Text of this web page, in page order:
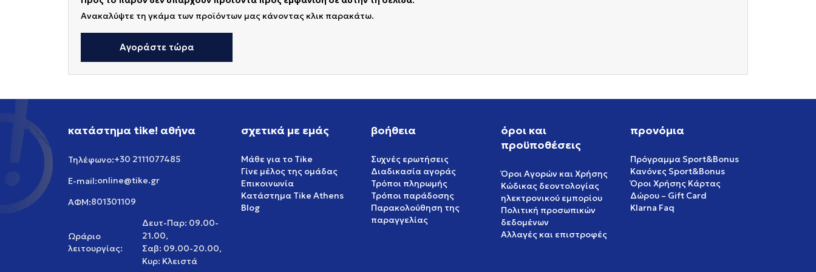
Ανακαλύψτε τη γκάμα των προϊόντων μας κάνοντας κλικ παρακάτω.
Αγοράστε τώρα
κατάστημα tike! αθήνα
Τηλέφωνο:+30 2111077485
E-mail:online@tike.gr
ΑΦΜ:801301109
Ωράριο
λειτουργίας:
Δευτ-Παρ: 09.00-
21.00,
Σαβ: 09.00-20.00,
Κυρ: Κλειστά
σχετικά με εμάς
Μάθε για το Tike
Γίνε μέλος της ομάδας
Επικοινωνία
Κατάστημα Tike Athens
Blog
βοήθεια
Συχνές ερωτήσεις
Διαδικασία αγοράς
Τρόποι πληρωμής
Τρόποι παράδοσης
Παρακολούθηση της
παραγγελίας
όροι και
προϋποθέσεις
Όροι Αγορών και Χρήσης
Κώδικας δεοντολογίας
ηλεκτρονικού εμπορίου
Πολιτική προσωπικών
δεδομένων
Αλλαγές και επιστροφές
προνόμια
Πρόγραμμα Sport&Bonus
Κανόνες Sport&Bonus
Όροι Χρήσης Κάρτας
Δώρου – Gift Card
Klarna Faq